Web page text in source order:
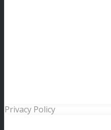
Privacy Policy